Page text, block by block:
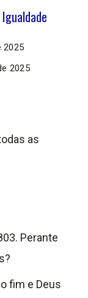
2025
2025
as
Perante
fim e Deus